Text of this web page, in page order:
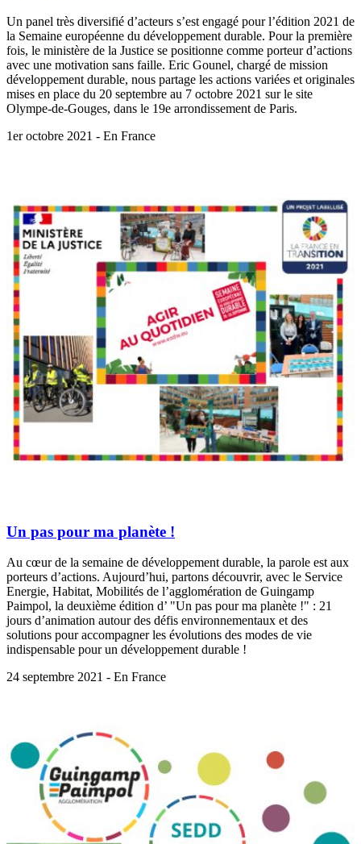
Un panel très diversifié d’acteurs s’est engagé pour l’édition 2021 de
la Semaine européenne du développement durable. Pour la première
fois, le ministère de la Justice se positionne comme porteur d’actions
avec une motivation sans faille. Eric Gounel, chargé de mission
développement durable, nous partage les actions variées et originales
mises en place du 20 septembre au 7 octobre 2021 sur le site
Olympe-de-Gouges, dans le 19e arrondissement de Paris.
1er octobre 2021 - En France
Un pas pour ma planète !
Au cœur de la semaine de développement durable, la parole est aux
porteurs d’actions. Aujourd’hui, partons découvrir, avec le Service
Energie, Habitat, Mobilités de l’agglomération de Guingamp
Paimpol, la deuxième édition d’ "Un pas pour ma planète !" : 21
jours d’animation autour des défis environnementaux et des
solutions pour accompagner les évolutions des modes de vie
indispensable pour un développement durable !
24 septembre 2021 - En France